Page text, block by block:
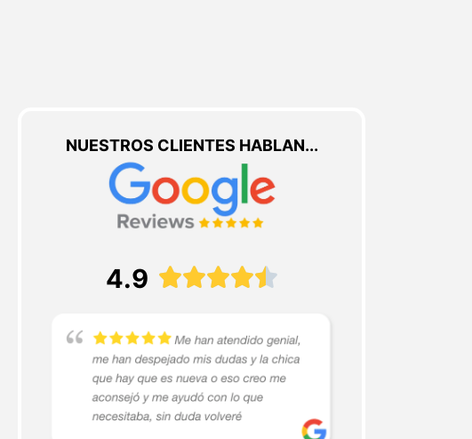
NUESTROS CLIENTES HABLAN...
4.9 